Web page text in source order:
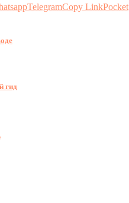
TelegramCopy LinkPocket
гид